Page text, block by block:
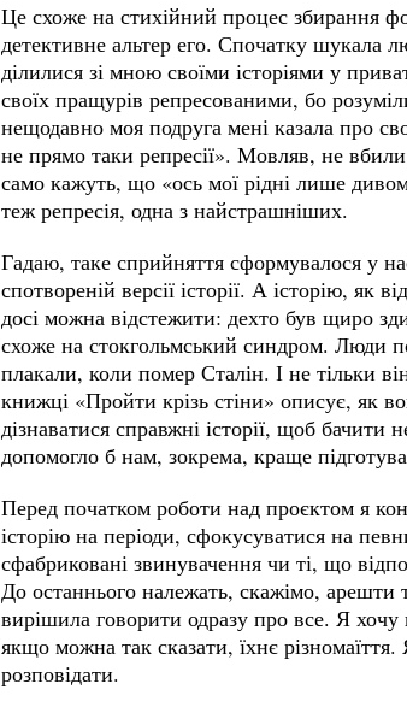
Це схоже на стихійний процес збирання
детективне альтер его. Спочатку шукала
ділилися зі мною своїми історіями у
своїх пращурів репресованими, бо
нещодавно моя подруга мені казала про
не прямо таки репресії». Мовляв, не
само кажуть, що «ось мої рідні лише
теж репресія, одна з найстрашніших.
Гадаю, таке сприйняття сформувалося у
спотвореній версії історії. А історію,
досі можна відстежити: дехто був щиро
схоже на стокгольмський синдром. Люди
плакали, коли помер Сталін. І не тільки
книжці «Пройти крізь стіни» описує, як
дізнаватися справжні історії, щоб
допомогло б нам, зокрема, краще
Перед початком роботи над проєктом я
історію на періоди, сфокусуватися на
сфабриковані звинувачення чи ті, що
До останнього належать, скажімо,
вирішила говорити одразу про все. Я хочу
якщо можна так сказати, їхнє різномаїття.
розповідати.